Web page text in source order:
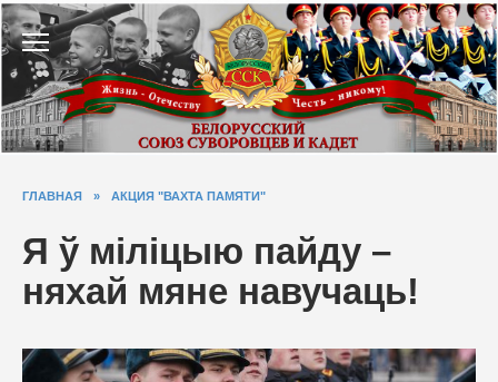
Перейти
к
содержанию
ГЛАВНАЯ » АКЦИЯ "ВАХТА ПАМЯТИ"
Я ў міліцыю пайду –
няхай мяне навучаць!